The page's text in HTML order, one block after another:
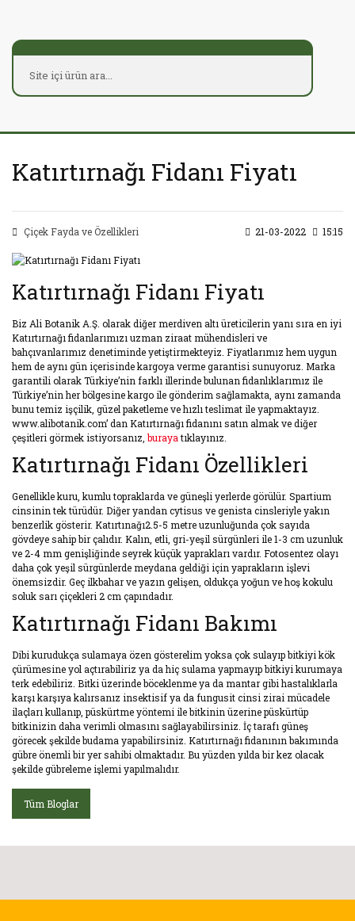
Katırtırnağı Fidanı Fiyatı
Çiçek Fayda ve Özellikleri 21-03-2022 15:15
Katırtırnağı Fidanı Fiyatı
Biz Ali Botanik A.Ş. olarak diğer merdiven altı üreticilerin yanı sıra en iyi
Katırtırnağı fidanlarımızı uzman ziraat mühendisleri ve
bahçıvanlarımız denetiminde yetiştirmekteyiz. Fiyatlarımız hem uygun
hem de aynı gün içerisinde kargoya verme garantisi sunuyoruz. Marka
garantili olarak Türkiye’nin farklı illerinde bulunan fidanlıklarımız ile
Türkiye’nin her bölgesine kargo ile gönderim sağlamakta, aynı zamanda
bunu temiz işçilik, güzel paketleme ve hızlı teslimat ile yapmaktayız.
www.alibotanik.com’ dan Katırtırnağı fidanını satın almak ve diğer
çeşitleri görmek istiyorsanız,burayatıklayınız.
Katırtırnağı Fidanı Özellikleri
Genellikle kuru, kumlu topraklarda ve güneşli yerlerde görülür. Spartium
cinsinin tek türüdür. Diğer yandan cytisus ve genista cinsleriyle yakın
benzerlik gösterir. Katırtınağı2.5-5 metre uzunluğunda çok sayıda
gövdeye sahip bir çalıdır. Kalın, etli, gri-yeşil sürgünleri ile 1-3 cm uzunluk
ve 2-4 mm genişliğinde seyrek küçük yaprakları vardır. Fotosentez olayı
daha çok yeşil sürgünlerde meydana geldiği için yaprakların işlevi
önemsizdir. Geç ilkbahar ve yazın gelişen, oldukça yoğun ve hoş kokulu
soluk sarı çiçekleri 2 cm çapındadır.
Katırtırnağı Fidanı Bakımı
Dibi kurudukça sulamaya özen gösterelim yoksa çok sulayıp bitkiyi kök
çürümesine yol açtırabiliriz ya da hiç sulama yapmayıp bitkiyi kurumaya
terk edebiliriz. Bitki üzerinde böceklenme ya da mantar gibi hastalıklarla
karşı karşıya kalırsanız insektisif ya da fungusit cinsi zirai mücadele
ilaçları kullanıp, püskürtme yöntemi ile bitkinin üzerine püskürtüp
bitkinizin daha verimli olmasını sağlayabilirsiniz. İç tarafı güneş
görecek şekilde budama yapabilirsiniz. Katırtırnağı fidanının bakımında
gübre önemli bir yer sahibi olmaktadır. Bu yüzden yılda bir kez olacak
şekilde gübreleme işlemi yapılmalıdır.
Tüm Bloglar